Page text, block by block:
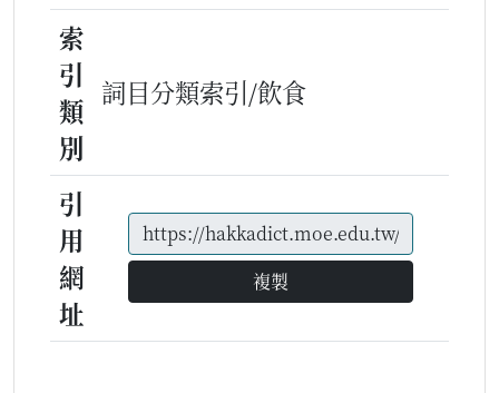
索
引
類
別
詞目分類索引/飲食
引
用
網
址
複製